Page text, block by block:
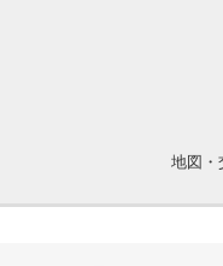
地図・